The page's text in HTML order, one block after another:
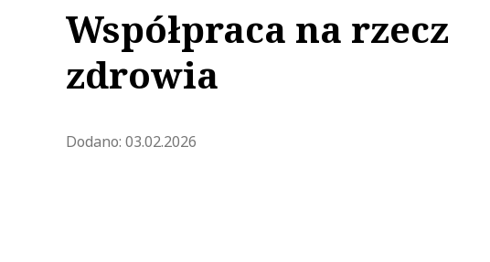
Współpraca na rzecz
zdrowia
Dodano: 03.02.2026